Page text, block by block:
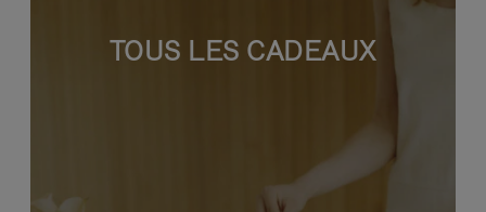
TOUS LES CADEAUX